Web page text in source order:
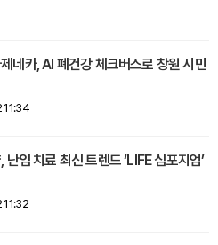
네카, AI 폐건강 체크버스로 창원 시민
11:34
난임 치료 최신 트렌드 ‘LIFE 심포지엄’
11:32